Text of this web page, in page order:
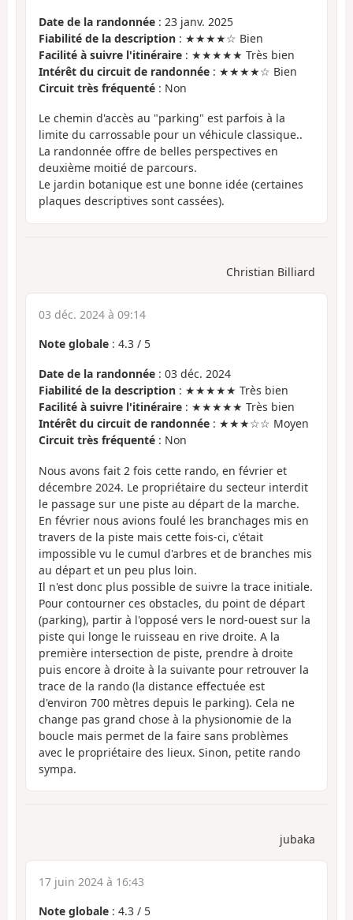
Date de la randonnée : 23 janv. 2025
Fiabilité de la description : ★★★★☆ Bien
Facilité à suivre l'itinéraire : ★★★★★ Très bien
Intérêt du circuit de randonnée : ★★★★☆ Bien
Circuit très fréquenté : Non
Le chemin d'accès au "parking" est parfois à la
limite du carrossable pour un véhicule classique..
La randonnée offre de belles perspectives en
deuxième moitié de parcours.
Le jardin botanique est une bonne idée (certaines
plaques descriptives sont cassées).
Christian Billiard
03 déc. 2024 à 09:14
Note globale : 4.3 / 5
Date de la randonnée : 03 déc. 2024
Fiabilité de la description : ★★★★★ Très bien
Facilité à suivre l'itinéraire : ★★★★★ Très bien
Intérêt du circuit de randonnée : ★★★☆☆ Moyen
Circuit très fréquenté : Non
Nous avons fait 2 fois cette rando, en février et
décembre 2024. Le propriétaire du secteur interdit
le passage sur une piste au départ de la marche.
En février nous avions foulé les branchages mis en
travers de la piste mais cette fois-ci, c'était
impossible vu le cumul d'arbres et de branches mis
au départ et un peu plus loin.
Il n'est donc plus possible de suivre la trace initiale.
Pour contourner ces obstacles, du point de départ
(parking), partir à l'opposé vers le nord-ouest sur la
piste qui longe le ruisseau en rive droite. A la
première intersection de piste, prendre à droite
puis encore à droite à la suivante pour retrouver la
trace de la rando (la distance effectuée est
d'environ 700 mètres depuis le parking). Cela ne
change pas grand chose à la physionomie de la
boucle mais permet de la faire sans problèmes
avec le propriétaire des lieux. Sinon, petite rando
sympa.
jubaka
17 juin 2024 à 16:43
Note globale : 4.3 / 5